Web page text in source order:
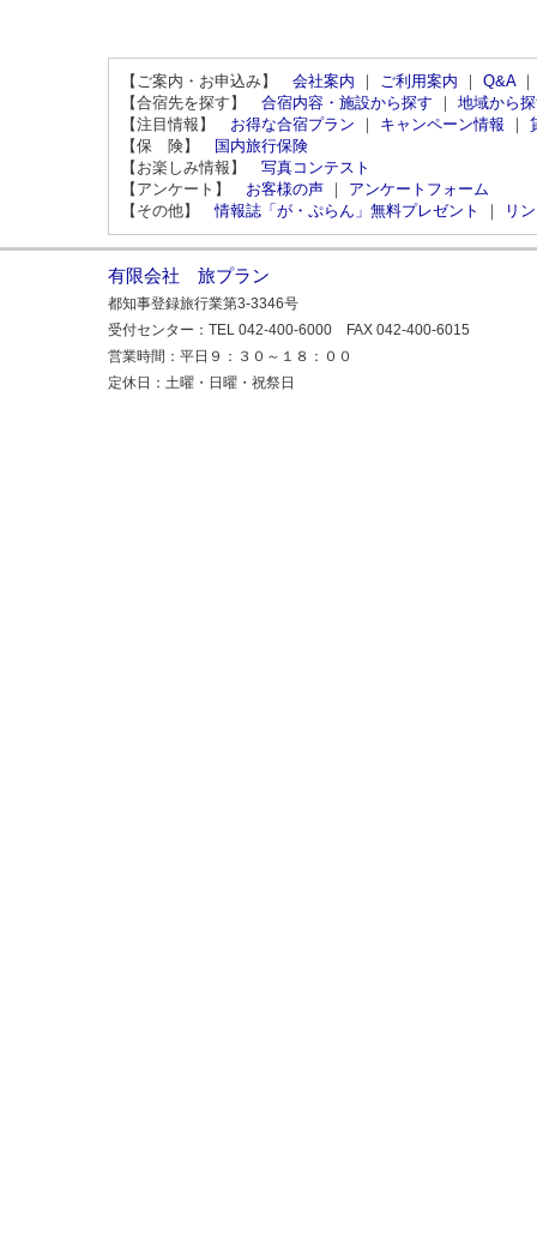
【ご案内・お申込み】 会社案内 ご利用案内 Q&A
【合宿先を探す】 合宿内容・施設から探す
地域から
【注目情報】 お得な合宿プラン キャンペーン情報
【保 険】
国内旅行保険
【お楽しみ情報】 写真コンテスト
【アンケート】 お客様の声
アンケートフォーム
【その他】情報誌「が・ぷらん」無料プレゼント リ
有限会社 旅プラン
都知事登録旅行業第3-3346号
受付センター：TEL 042-400-6000 FAX 042-400-6015
営業時間：平日９：３０～１８：００
定休日：土曜・日曜・祝祭日